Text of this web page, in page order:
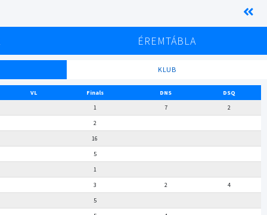
ÉREMTÁBLA
KLUB
VL Finals DNS
DSQ
1 7
2
2
16
5
1
3 2
4
5